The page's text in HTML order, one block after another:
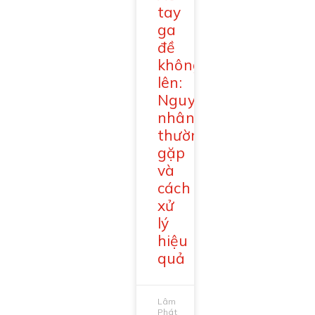
tay
ga
đề
không
lên:
Nguyên
nhân
thường
gặp
và
cách
xử
lý
hiệu
quả
Lâm
Phát